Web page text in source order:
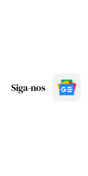
Siga-nos